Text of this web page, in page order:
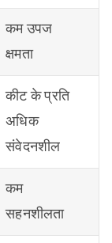
कम उपज
क्षमता
कीट के प्रति
अधिक
संवेदनशील
कम
सहनशीलता